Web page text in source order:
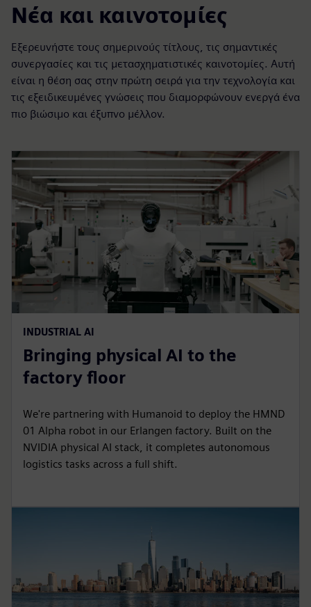
Νέα και καινοτομίες
Εξερευνήστε τους σημερινούς τίτλους, τις σημαντικές
συνεργασίες και τις μετασχηματιστικές καινοτομίες. Αυτή
είναι η θέση σας στην πρώτη σειρά για την τεχνολογία και
τις εξειδικευμένες γνώσεις που διαμορφώνουν ενεργά ένα
πιο βιώσιμο και έξυπνο μέλλον.
INDUSTRIAL AI
Bringing physical AI to the
factory floor
We're partnering with Humanoid to deploy the HMND
01 Alpha robot in our Erlangen factory. Built on the
NVIDIA physical AI stack, it completes autonomous
logistics tasks across a full shift.